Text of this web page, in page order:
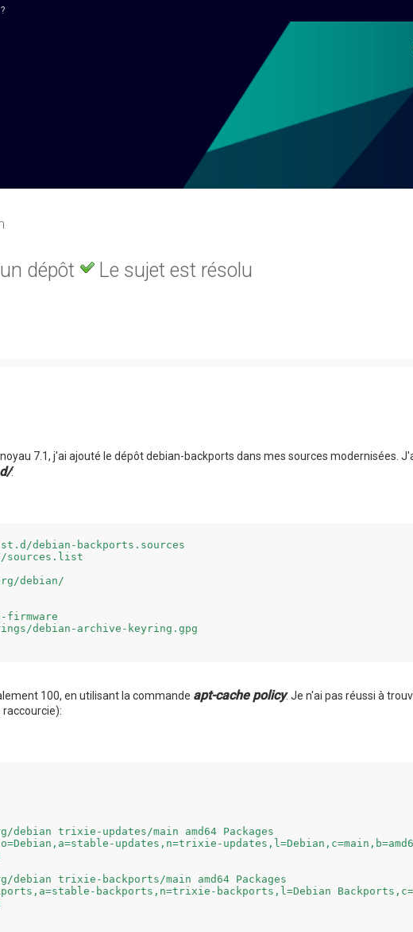
dépôt Le sujet est résolu
7.1, j'ai ajouté le dépôt debian-backports dans mes sources modernisées.
:
debian-backports.sources
sources.list
debian/
firmware
debian-archive-keyring.gpg
100, en utilisant la commande apt-cache policy. Je n'ai pas réussi à
trixie-updates/main amd64 Packages
updates,n=trixie-
trixie-backports/main amd64 Packages
backports,n=trixie-backports,l=Debian